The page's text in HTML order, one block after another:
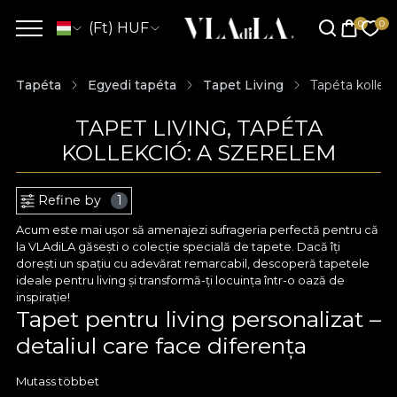
(Ft) HUF
Tapéta Egyedi tapéta Tapet Living Tapéta
TAPET LIVING, TAPÉTA
KOLLEKCIÓ: A SZERELEM
Refine by 1
Acum este mai ușor să amenajezi sufrageria perfectă pentru că
la VLAdiLA găsești o colecție specială de tapete. Dacă îți
dorești un spațiu cu adevărat remarcabil, descoperă tapetele
ideale pentru living și transformă-ți locuința într-o oază de
inspirație!
Tapet pentru living personalizat –
detaliul care face diferența
Cu VLAdiLA ai acces la tapete pentru sufragerie care să te
Mutass többet